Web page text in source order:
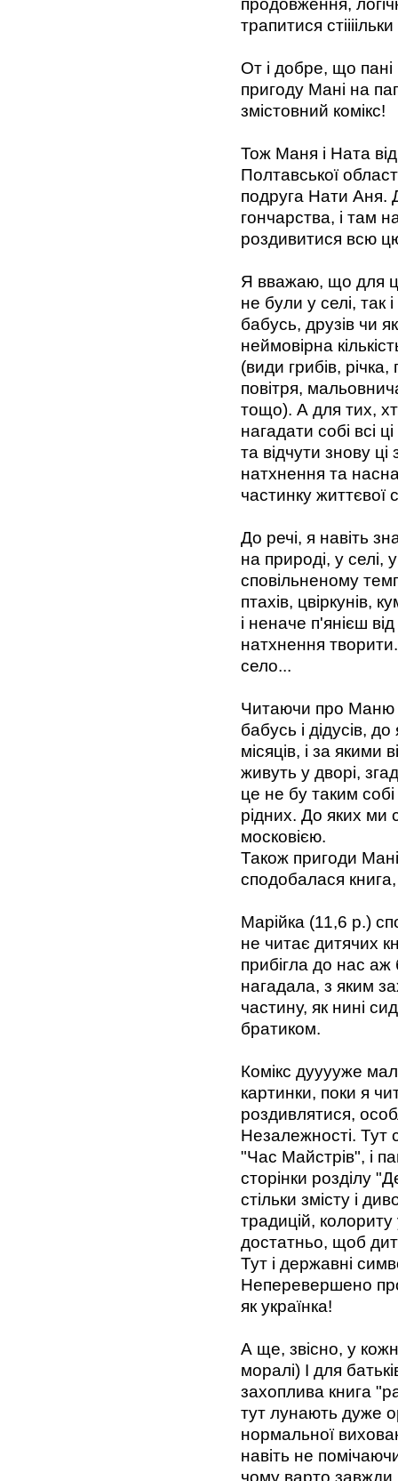
трапитися
От і добре, що
пригоду Мані на
змістовний комікс!
Тож Маня і Ната
Полтавської
подруга Нати Аня.
гончарства, і там
роздивитися всю
Я вважаю, що для це
не були у селі, так і
бабусь, друзів чи
неймовірна
(види грибів,
повітря,
тощо). А для тих,
нагадати собі всі
та відчути знову
натхнення та
частинку життєвої
До речі, я навіть
на природі, у селі,
сповільненому
птахів, цвіркунів,
і неначе п'янієш
натхнення
село...
Читаючи про Маню
бабусь і дідусів,
місяців, і за якими
живуть у дворі,
це не бу таким
рідних. До яких ми
московією.
Також пригоди
сподобалася
Марійка (11,6 р.)
не читає дитячих
прибігла до нас аж
нагадала, з яким
частину, як нині
братиком.
Комікс дууууже
картинки, поки я
роздивлятися,
Незалежності. Тут
"Час Майстрів", і
сторінки розділу
стільки змісту і
традицій,
достатньо, щоб
Тут і державні
Неперевершено
як українка!
А ще, звісно, у
моралі) І для
захоплива книга
тут лунають дуже
нормальної
навіть не
чому варто